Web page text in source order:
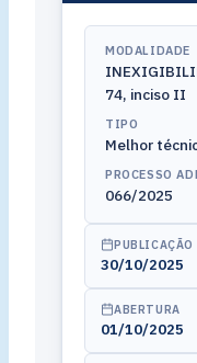
MODALIDADE
74, inciso II
TIPO
Melhor
PROCESSO
066/2025
PUBLICAÇÃO
30/10/2025
ABERTURA
01/10/2025